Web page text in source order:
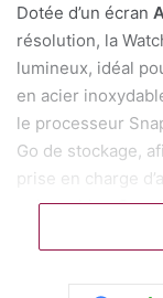
Dotée d’un écran
résolution, la
lumineux, idéal
en acier
le processeur
Go de stockage,
prise en charge
qui combine
clairement son